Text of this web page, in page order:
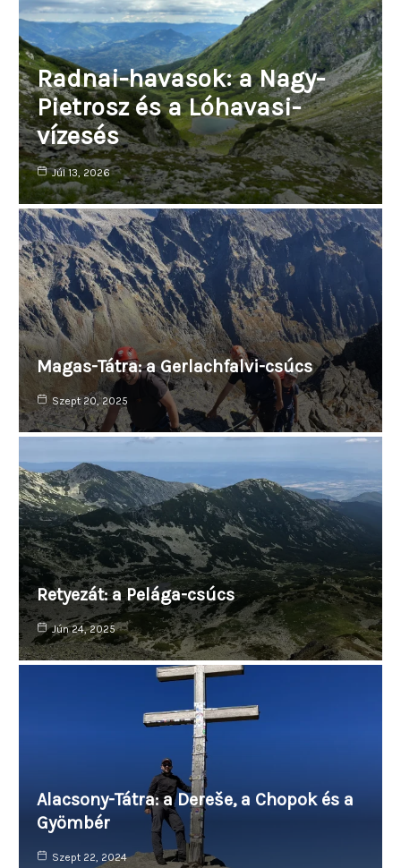
Radnai-havasok: a Nagy-
Pietrosz és a Lóhavasi-
vízesés
Júl 13, 2026
Magas-Tátra: a Gerlachfalvi-csúcs
Szept 20, 2025
Retyezát: a Pelága-csúcs
Jún 24, 2025
Alacsony-Tátra: a Dereše, a Chopok és a
Gyömbér
Szept 22, 2024